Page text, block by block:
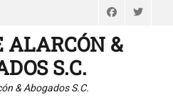
ALARCÓN &
S.C.
& Abogados S.C.